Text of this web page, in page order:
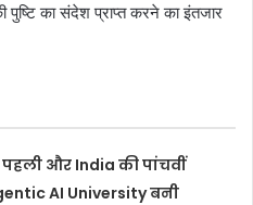
का संदेश प्राप्त करने का इंतजार
और India की पांचवीं
AI University बनी